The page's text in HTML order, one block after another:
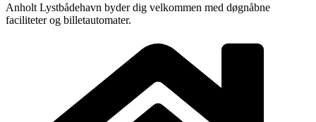
Anholt Lystbådehavn byder dig velkommen med døgnåbne
faciliteter og billetautomater.